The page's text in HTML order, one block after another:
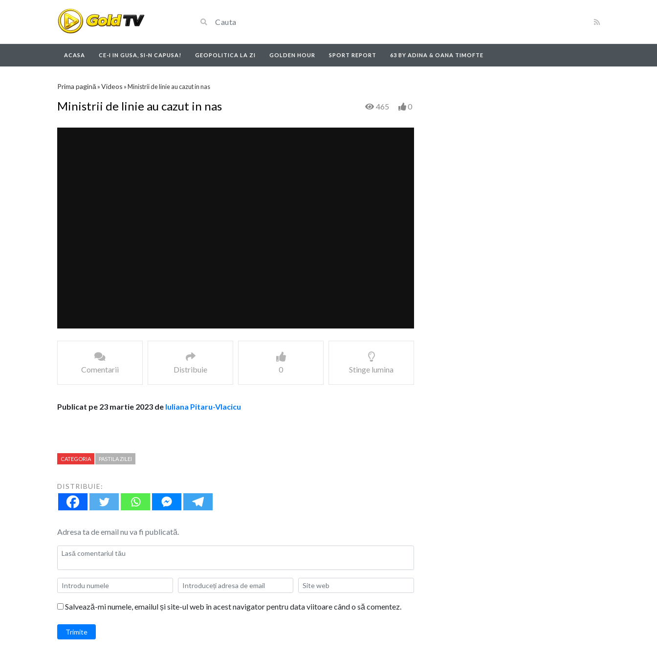
ACASA CE-I IN GUSA, SI-N CAPUSA! GEOPOLITICA LA ZI GOLDEN HOUR SPORT REPORT 63 BY ADINA & OANA TIMOFTE
Prima pagină »Videos »Ministrii de linie au cazut in nas
Ministrii de linie au cazut in nas 465 0
Comentarii Distribuie 0 Stinge lumina
Publicat pe 23 martie 2023 de Iuliana Pitaru-Vlacicu
CATEGORIA PASTILA ZILEI
DISTRIBUIE:
Adresa ta de email nu va fi publicată.
Salvează-mi numele, emailul și site-ul web în acest navigator pentru data viitoare când o să comentez.
Trimite